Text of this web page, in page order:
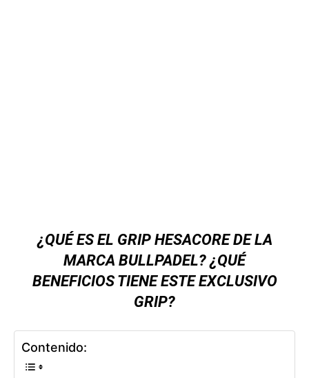
¿QUÉ ES EL GRIP HESACORE DE LA
MARCA BULLPADEL? ¿QUÉ
BENEFICIOS TIENE ESTE EXCLUSIVO
GRIP?
Contenido: